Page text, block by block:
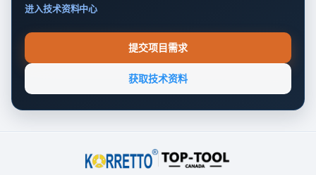
进入技术资料中心
提交项目需求
获取技术资料